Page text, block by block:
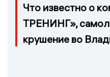
Что известно о
ТРЕНИНГ»,
крушение во